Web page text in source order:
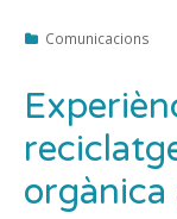
Categories
Comunicacions